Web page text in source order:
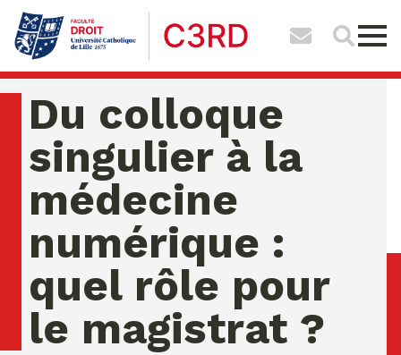
Du colloque
singulier à la
médecine
numérique :
quel rôle pour
le magistrat ?